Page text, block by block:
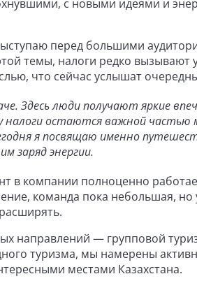
с новыми идеями и
перед большими
темы, налоги редко
что сейчас услышат
Здесь люди получают яркие
налоги остаются важной частью
я посвящаю именно
заряд энергии.
в компании полноценно
команда пока небольшая,
направлений — групповой
туризма, мы намерены
местами Казахстана.